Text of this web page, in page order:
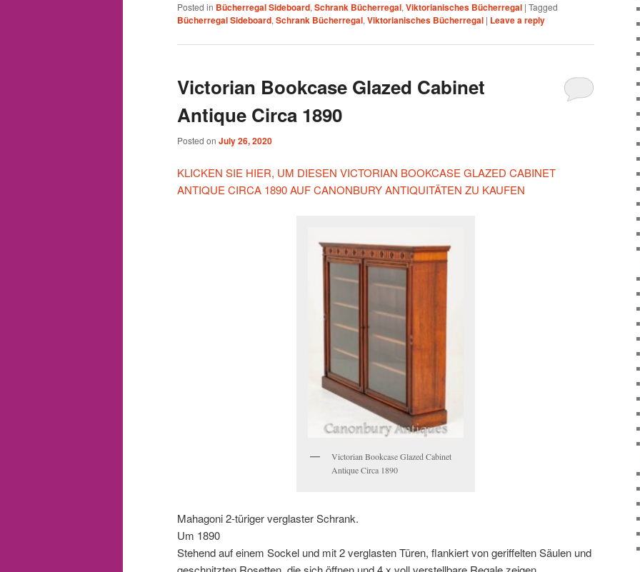
Posted in Bücherregal Sideboard, Schrank Bücherregal, Viktorianisches Bücherregal | Tagged
Bücherregal Sideboard, Schrank Bücherregal, Viktorianisches Bücherregal | Leave a reply
Victorian Bookcase Glazed Cabinet
Antique Circa 1890
Posted on July 26, 2020
KLICKEN SIE HIER, UM DIESEN VICTORIAN BOOKCASE GLAZED CABINET
ANTIQUE CIRCA 1890 AUF CANONBURY ANTIQUITÄTEN ZU KAUFEN
Victorian Bookcase Glazed Cabinet
Antique Circa 1890
Mahagoni 2-türiger verglaster Schrank.
Um 1890
Stehend auf einem Sockel und mit 2 verglasten Türen, flankiert von geriffelten Säulen und